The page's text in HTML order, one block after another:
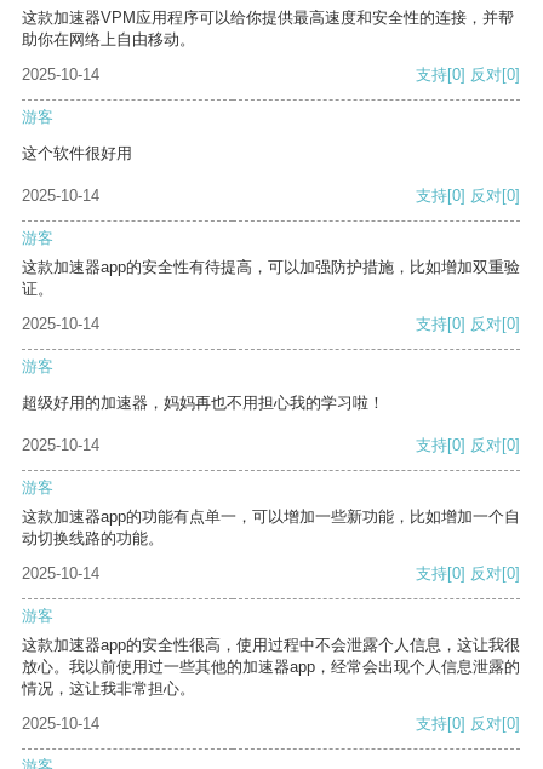
这款加速器VPM应用程序可以给你提供最高速度和安全性的连接，并帮
助你在网络上自由移动。
2025-10-14
支持[0] 反对[0]
游客
这个软件很好用
2025-10-14 支持[0] 反对[0]
游客
这款加速器app的安全性有待提高，可以加强防护措施，比如增加双重验
证。
2025-10-14
支持[0] 反对[0]
游客
超级好用的加速器，妈妈再也不用担心我的学习啦！
2025-10-14 支持[0] 反对[0]
游客
这款加速器app的功能有点单一，可以增加一些新功能，比如增加一个自
动切换线路的功能。
2025-10-14
支持[0] 反对[0]
游客
这款加速器app的安全性很高，使用过程中不会泄露个人信息，这让我很
放心。我以前使用过一些其他的加速器app，经常会出现个人信息泄露的
情况，这让我非常担心。
2025-10-14
支持[0] 反对[0]